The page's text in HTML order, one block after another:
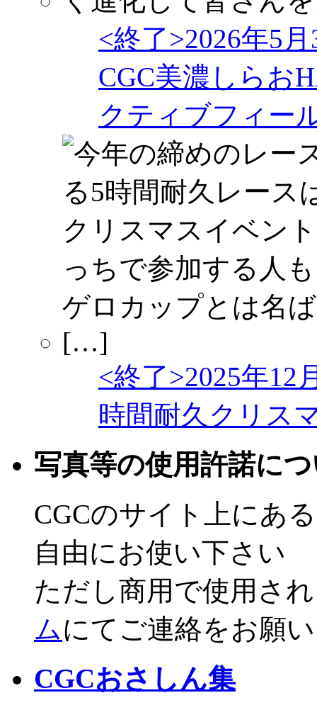
<終了>2026年5
CGC美濃しらお
クティブフィー
<終了>2025年12
時間耐久クリス
写真等の使用許諾に
CGCのサイト上にあ
自由にお使い下さい
ただし商用で使用さ
ムにてご連絡をお願
CGCおさしん集